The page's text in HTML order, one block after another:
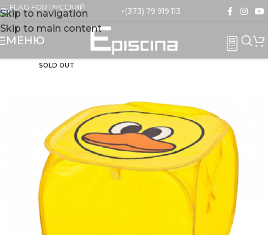
Skip to navigation
Skip to main content
+(373) 79 919 113
МЕНЮ
SOLD OUT